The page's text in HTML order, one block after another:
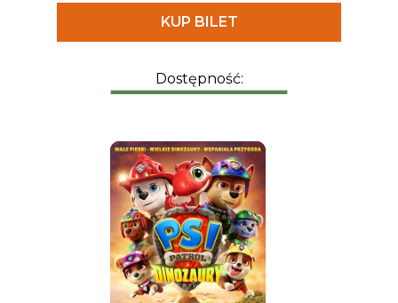
KUP BILET
Dostępność: